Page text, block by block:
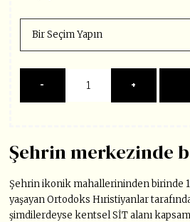
Şehrin merkezinde
Şehrin ikonik mahallerininden birinde
yaşayan Ortodoks Hıristiyanlar
şimdilerdeyse kentsel SİT alanı